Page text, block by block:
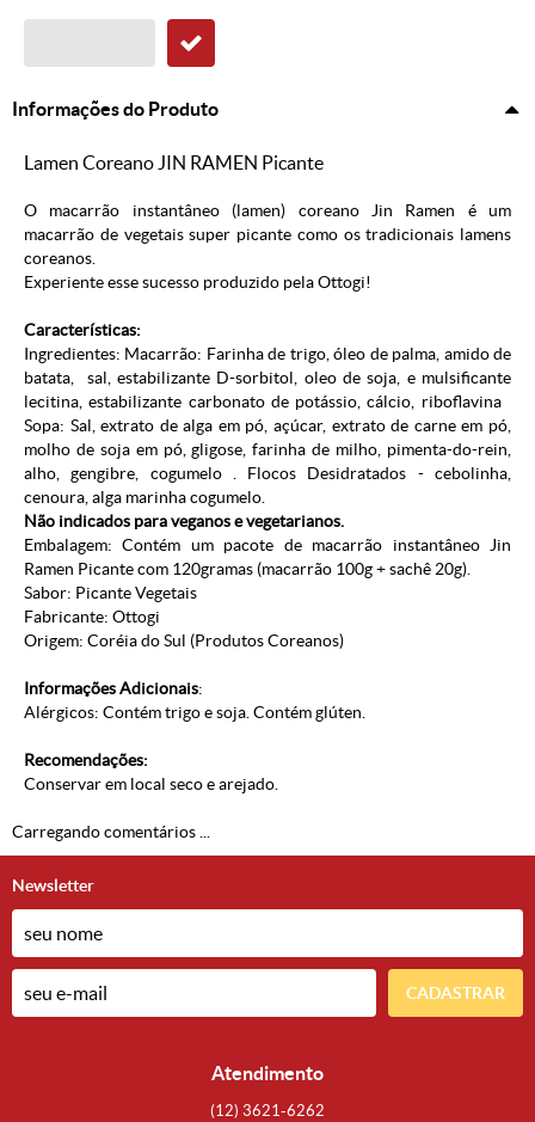
Informações do Produto
Lamen Coreano JIN RAMEN Picante
O macarrão instantâneo (lamen) coreano Jin Ramen é um
macarrão de vegetais super picante como os tradicionais lamens
coreanos.
Experiente esse sucesso produzido pela Ottogi!
Características:
Ingredientes: Macarrão: Farinha de trigo, óleo de palma, amido de
batata, sal, estabilizante D-sorbitol, oleo de soja, e mulsificante
lecitina, estabilizante carbonato de potássio, cálcio, riboflavina
Sopa: Sal, extrato de alga em pó, açúcar, extrato de carne em pó,
molho de soja em pó, gligose, farinha de milho, pimenta-do-rein,
alho, gengibre, cogumelo . Flocos Desidratados - cebolinha,
cenoura, alga marinha cogumelo.
Não indicados para veganos e vegetarianos.
Embalagem: Contém um pacote de macarrão instantâneo Jin
Ramen Picante com 120gramas (macarrão 100g + sachê 20g).
Sabor: Picante Vegetais
Fabricante: Ottogi
Origem: Coréia do Sul (Produtos Coreanos)
Informações Adicionais:
Alérgicos: Contém trigo e soja. Contém glúten.
Recomendações:
Conservar em local seco e arejado.
Carregando comentários ...
Newsletter
CADASTRAR
Atendimento
(12) 3621-6262